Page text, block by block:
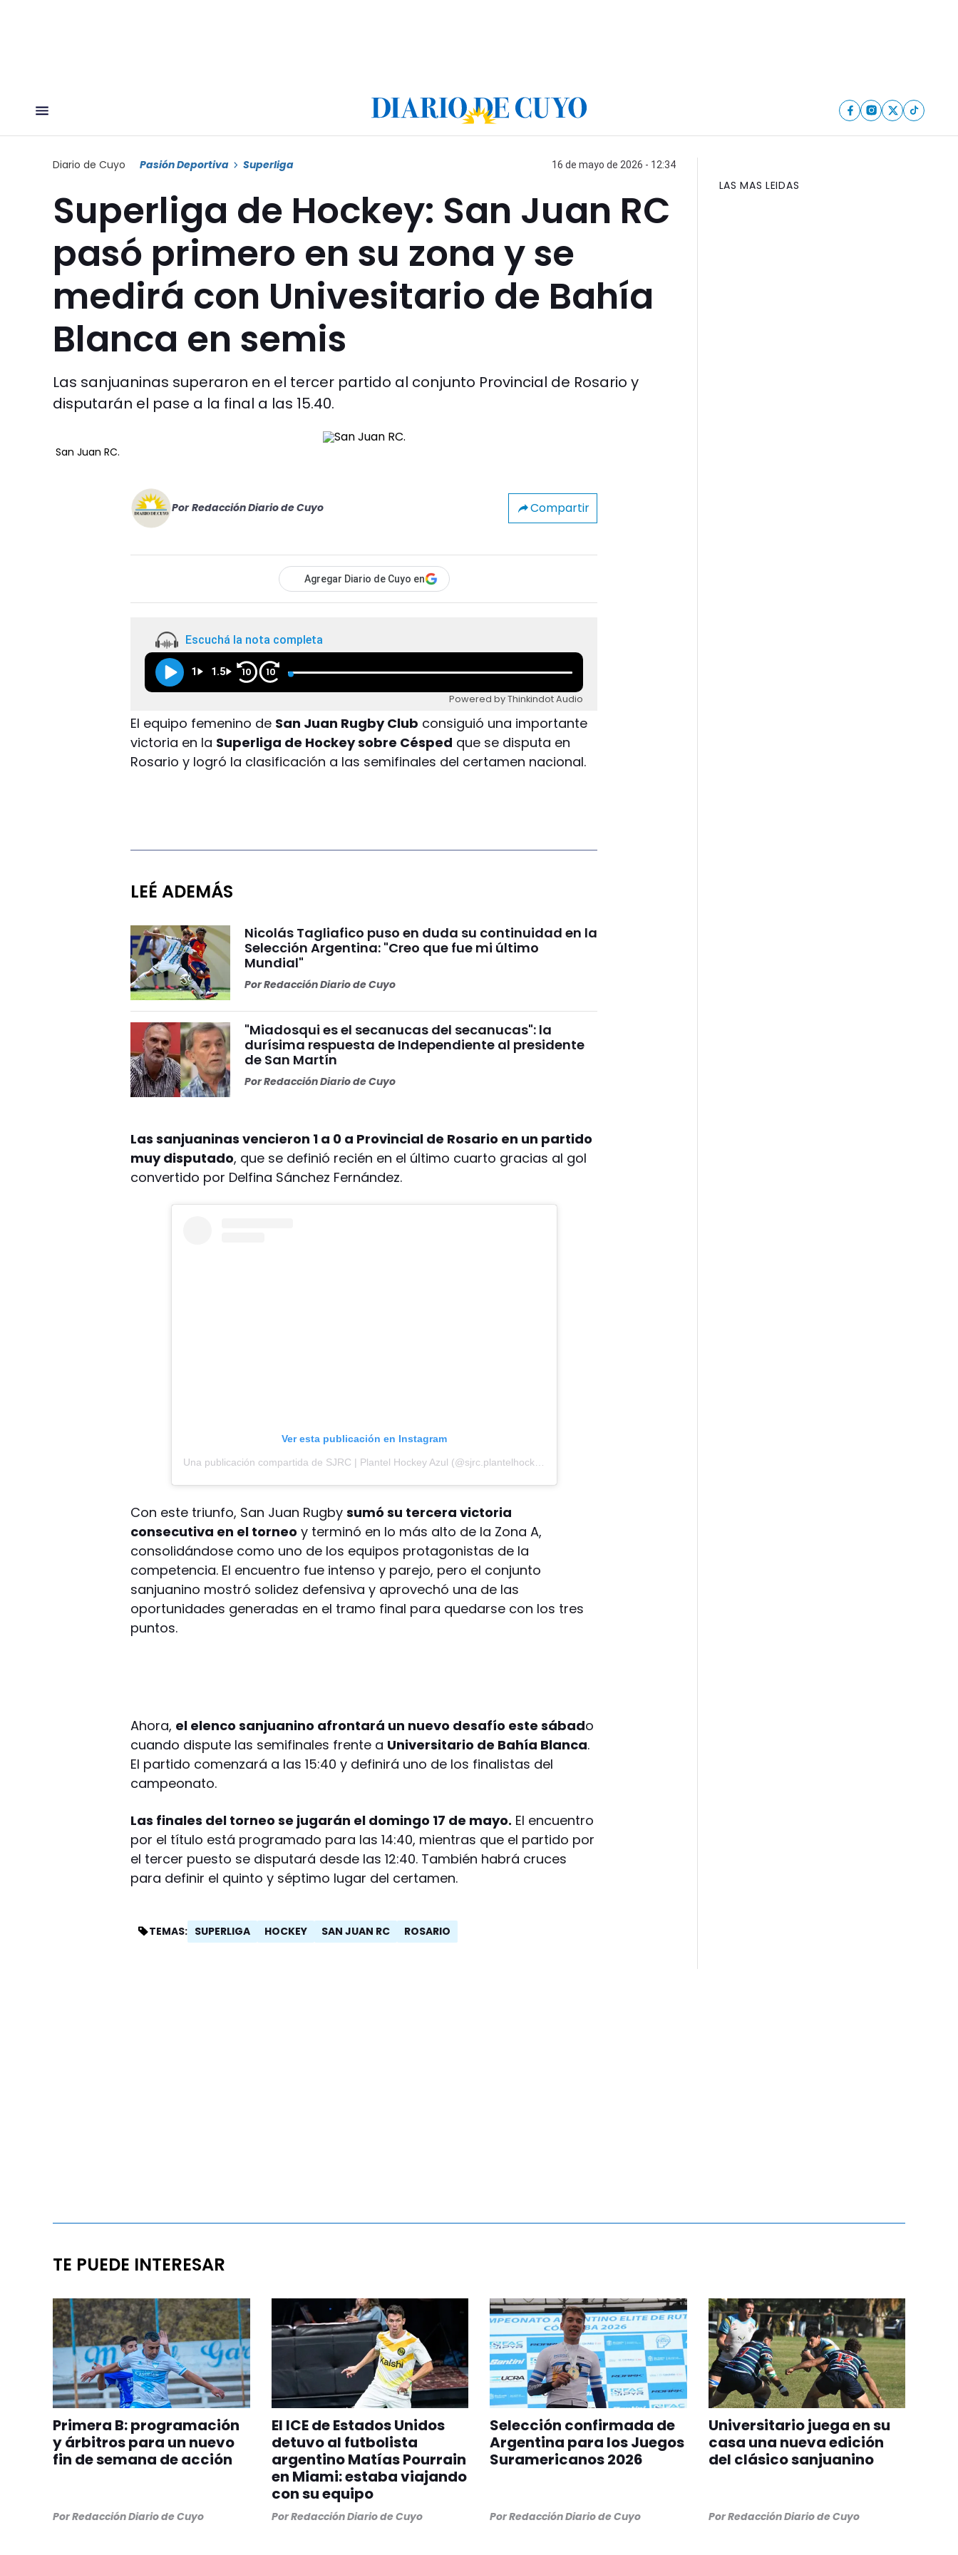
Diario de Cuyo Pasión Deportiva Superliga 16 de mayo de 2026 - 12:34
Superliga de Hockey: San Juan RC
pasó primero en su zona y se
medirá con Univesitario de Bahía
Blanca en semis
Las sanjuaninas superaron en el tercer partido al conjunto Provincial de Rosario y
disputarán el pase a la final a las 15.40.
San Juan RC.
Por Redacción Diario de Cuyo Compartir
Agregar Diario de Cuyo en
Escuchá la nota completa
1 1.5 10 10
Powered by Thinkindot Audio
El equipo femenino de San Juan Rugby Club consiguió una importante
victoria en la Superliga de Hockey sobre Césped que se disputa en
Rosario y logró la clasificación a las semifinales del certamen nacional.
LEÉ ADEMÁS
Nicolás Tagliafico puso en duda su continuidad en la
Selección Argentina: "Creo que fue mi último
Mundial"
PorRedacción Diario de Cuyo
"Miadosqui es el secanucas del secanucas": la
durísima respuesta de Independiente al presidente
de San Martín
PorRedacción Diario de Cuyo
Las sanjuaninas vencieron 1 a 0 a Provincial de Rosario en un partido
muy disputado, que se definió recién en el último cuarto gracias al gol
convertido por Delfina Sánchez Fernández.
Ver esta publicación en Instagram
Con este triunfo, San Juan Rugbysumó su tercera victoria
consecutiva en el torneo y terminó en lo más alto de la Zona A,
consolidándose como uno de los equipos protagonistas de la
competencia. El encuentro fue intenso y parejo, pero el conjunto
sanjuanino mostró solidez defensiva y aprovechó una de las
oportunidades generadas en el tramo final para quedarse con los tres
puntos.
Ahora, el elenco sanjuanino afrontará un nuevo desafío este sábado
cuando dispute las semifinales frente a Universitario de Bahía Blanca.
El partido comenzará a las 15:40 y definirá uno de los finalistas del
campeonato.
Las finales del torneo se jugarán el domingo 17 de mayo. El encuentro
por el título está programado para las 14:40, mientras que el partido por
el tercer puesto se disputará desde las 12:40. También habrá cruces
para definir el quinto y séptimo lugar del certamen.
TEMAS: SUPERLIGA HOCKEY SAN JUAN RC ROSARIO
LAS MAS LEIDAS
TE PUEDE INTERESAR
Primera B: programación
y árbitros para un nuevo
fin de semana de acción
PorRedacción Diario de Cuyo
El ICE de Estados Unidos
detuvo al futbolista
argentino Matías Pourrain
en Miami: estaba viajando
con su equipo
PorRedacción Diario de Cuyo
Selección confirmada de
Argentina para los Juegos
Suramericanos 2026
PorRedacción Diario de Cuyo
Universitario juega en su
casa una nueva edición
del clásico sanjuanino
PorRedacción Diario de Cuyo